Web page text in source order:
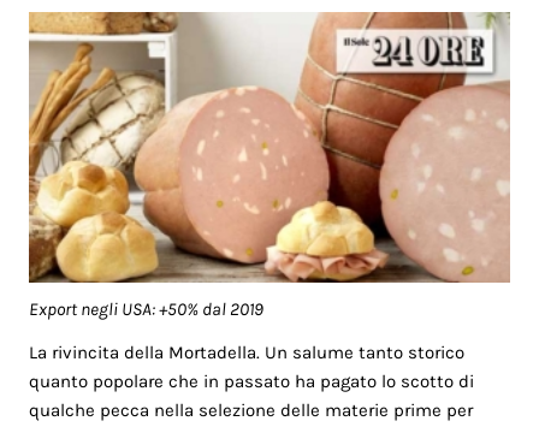
Export negli USA: +50% dal 2019
La rivincita della Mortadella. Un salume tanto storico
quanto popolare che in passato ha pagato lo scotto di
qualche pecca nella selezione delle materie prime per